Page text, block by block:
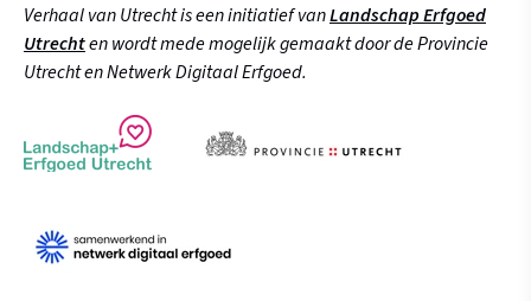
Verhaal van Utrecht is een initiatief vanLandschap Erfgoed
Utrechten wordt mede mogelijk gemaakt door de Provincie
Utrecht en Netwerk Digitaal Erfgoed.